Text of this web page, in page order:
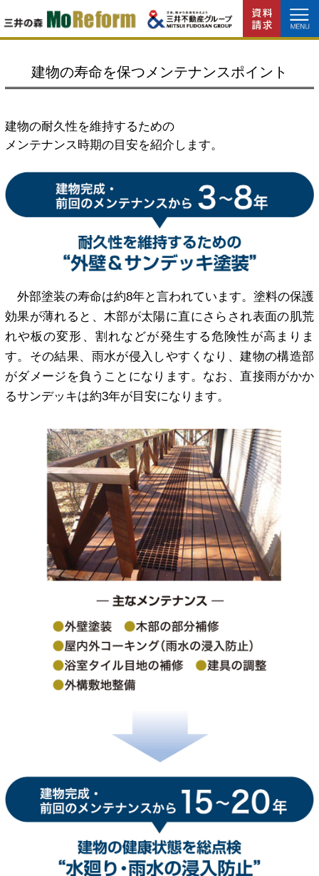
建物の寿命を保つメンテナンスポイント
建物の耐久性を維持するための
メンテナンス時期の目安を紹介します。
外部塗装の寿命は約8年と言われています。塗料の保護
効果が薄れると、木部が太陽に直にさらされ表面の肌荒
れや板の変形、割れなどが発生する危険性が高まりま
す。その結果、雨水が侵入しやすくなり、建物の構造部
がダメージを負うことになります。なお、直接雨がかか
るサンデッキは約3年が目安になります。